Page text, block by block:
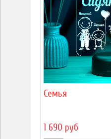
Семья
1 690 руб